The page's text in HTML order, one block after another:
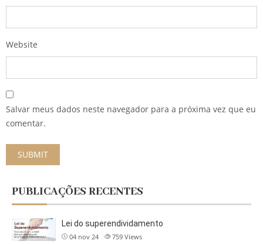
Website
Salvar meus dados neste navegador para a próxima vez que eu
comentar.
PUBLICAÇÕES RECENTES
Lei do superendividamento
04 nov 24 759 Views